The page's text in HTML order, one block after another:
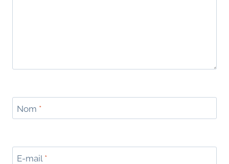
Nom *
E-mail *